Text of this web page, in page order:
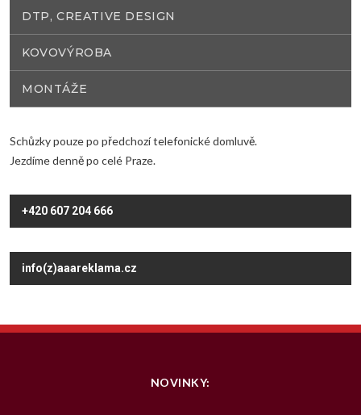
DTP, CREATIVE DESIGN
KOVOVÝROBA
MONTÁŽE
Schůzky pouze po předchozí telefonické domluvě.
Jezdíme denně po celé Praze.
+420 607 204 666
info(z)aaareklama.cz
NOVINKY: